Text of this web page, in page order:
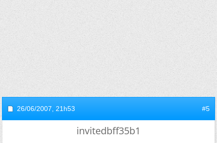
26/06/2007, 21h53 #5
invitedbff35b1